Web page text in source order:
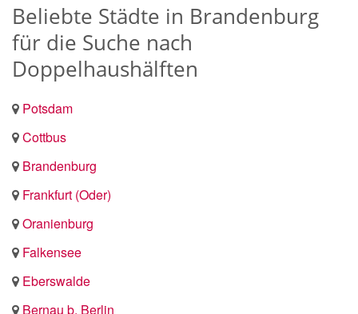
Beliebte Städte in Brandenburg
für die Suche nach
Doppelhaushälften
Potsdam
Cottbus
Brandenburg
Frankfurt (Oder)
Oranienburg
Falkensee
Eberswalde
Bernau b. Berlin